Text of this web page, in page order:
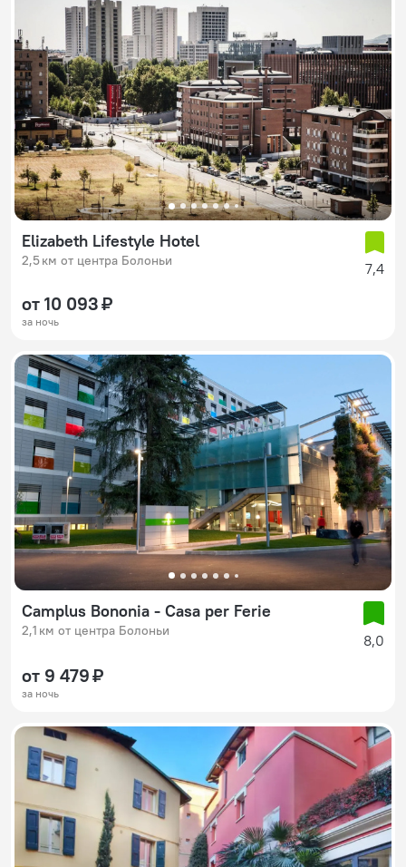
Elizabeth Lifestyle Hotel
2,5 км от центра Болоньи 7,4
от 10 093 ₽
за ночь
Camplus Bononia - Casa per Ferie
2,1 км от центра Болоньи
8,0
от 9 479 ₽
за ночь